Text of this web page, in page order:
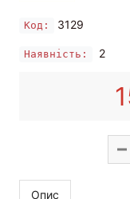
Код: 3129
Наявність: 2
Опис